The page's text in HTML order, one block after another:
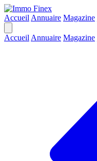
Accueil Annuaire Magazine
Accueil Annuaire Magazine